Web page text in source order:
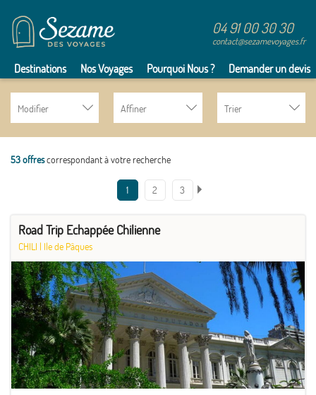
04 91 00 30 30
contact@sezamevoyages.fr
Destinations Nos Voyages Pourquoi Nous ? Demander un devis
Modifier Affiner Trier
53 offrescorrespondant à votre recherche
1 2 3
Road Trip Echappée Chilienne
CHILI | Ile de Pâques